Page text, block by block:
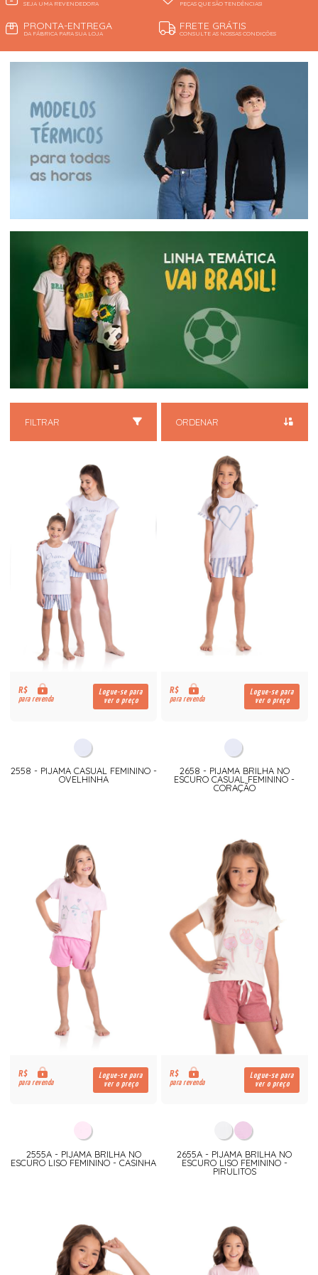
SEJA UMA REVENDEDORA PEÇAS QUE SÃO TENDÊNCIAS!
PRONTA-ENTREGA
DA FÁBRICA PARA SUA LOJA
FRETE GRÁTIS
CONSULTE AS NOSSAS CONDIÇÕES
FILTRAR ORDENAR
R$
para revenda
Logue-se para
ver o preço
2558 - PIJAMA CASUAL FEMININO -
OVELHINHA
R$
para revenda
Logue-se para
ver o preço
2658 - PIJAMA BRILHA NO
ESCURO CASUAL FEMININO -
CORAÇÃO
R$
para revenda
Logue-se para
ver o preço
2555A - PIJAMA BRILHA NO
ESCURO LISO FEMININO - CASINHA
R$
para revenda
Logue-se para
ver o preço
2655A - PIJAMA BRILHA NO
ESCURO LISO FEMININO -
PIRULITOS